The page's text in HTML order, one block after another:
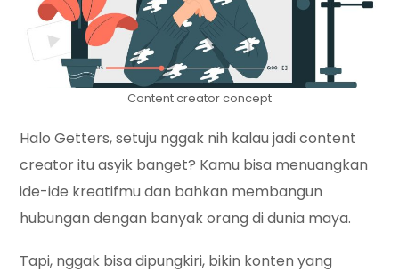
Content creator concept
Halo Getters, setuju nggak nih kalau jadi content
creator itu asyik banget? Kamu bisa menuangkan
ide-ide kreatifmu dan bahkan membangun
hubungan dengan banyak orang di dunia maya.
Tapi, nggak bisa dipungkiri, bikin konten yang